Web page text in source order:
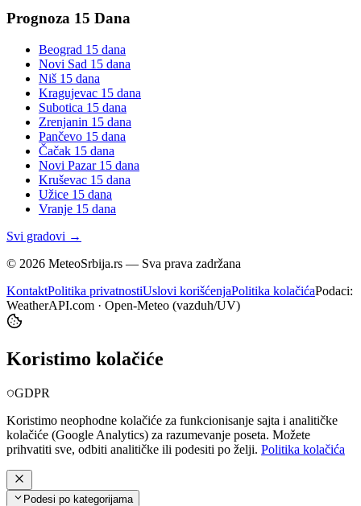
Prognoza 15 Dana
Beograd 15 dana
Novi Sad 15 dana
Niš 15 dana
Kragujevac 15 dana
Subotica 15 dana
Zrenjanin 15 dana
Pančevo 15 dana
Čačak 15 dana
Novi Pazar15 dana
Kruševac 15 dana
Užice 15 dana
Vranje 15 dana
Svi gradovi →
© 2026 MeteoSrbija.rs — Sva prava zadržana
KontaktPolitika privatnostiUslovi korišćenjaPolitika kolačićaPodaci:
WeatherAPI.com · Open-Meteo (vazduh/UV)
Koristimo kolačiće
GDPR
Koristimo neophodne kolačiće za funkcionisanje sajta i analitičke
kolačiće (Google Analytics) za razumevanje poseta. Možete
prihvatiti sve, odbiti analitičke ili podesiti po želji. Politika kolačića
Podesi po kategorijama